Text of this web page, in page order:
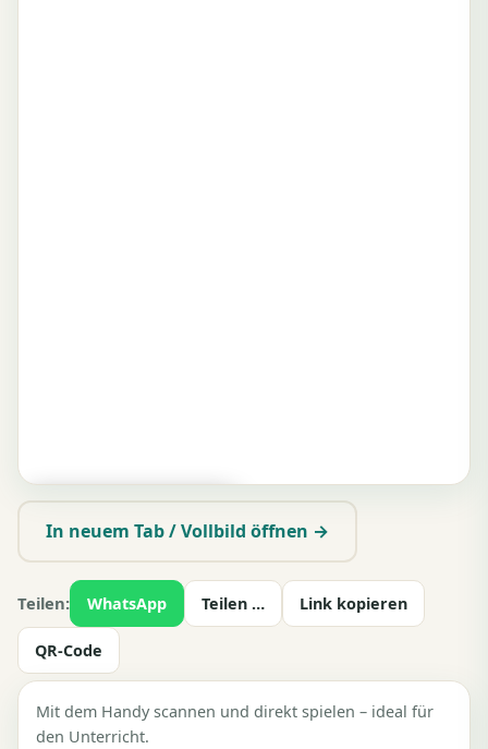
▶ Zum Spielen tippen
In neuem Tab / Vollbild öffnen →
Teilen: WhatsApp Teilen … Link kopieren
QR-Code
Mit dem Handy scannen und direkt spielen – ideal für
den Unterricht.